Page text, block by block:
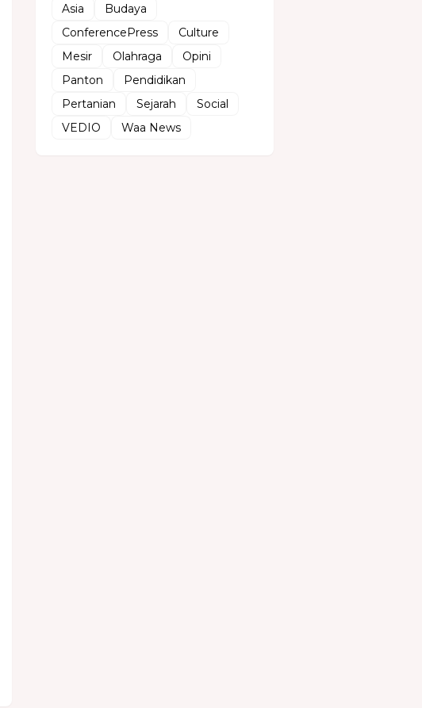
Asia
Budaya
ConferencePress
Culture
Mesir
Olahraga
Opini
Panton
Pendidikan
Pertanian
Sejarah
Social
VEDIO
Waa News